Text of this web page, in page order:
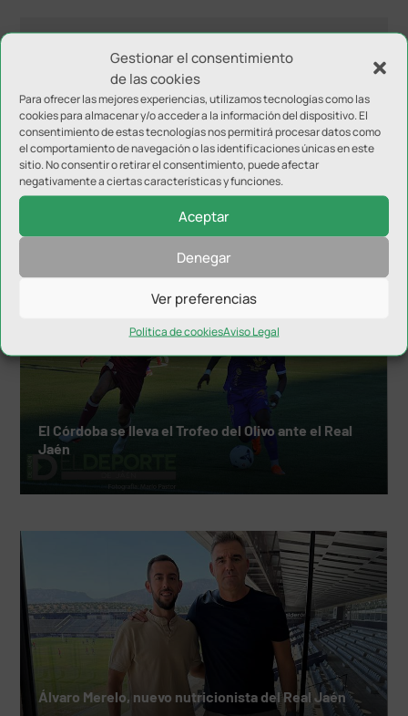
Gestionar el consentimiento
de las cookies
Para ofrecer las mejores experiencias, utilizamos tecnologías como las
cookies para almacenar y/o acceder a la información del dispositivo. El
consentimiento de estas tecnologías nos permitirá procesar datos como
el comportamiento de navegación o las identificaciones únicas en este
sitio. No consentir o retirar el consentimiento, puede afectar
negativamente a ciertas características y funciones.
Aceptar
Denegar
Ver preferencias
Política de cookiesAviso Legal
NOTICIAS RELACIONADAS
El Córdoba se lleva el Trofeo del Olivo ante el Real
Jaén
Álvaro Merelo, nuevo nutricionista del Real Jaén